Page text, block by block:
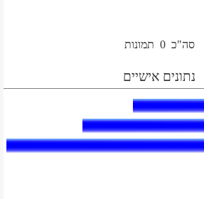
סה"כ 0 תמונות
נתונים אישיים